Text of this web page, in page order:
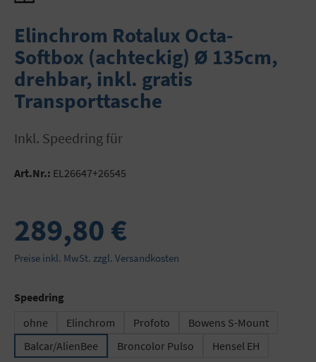
Elinchrom Rotalux Octa-
Softbox (achteckig) Ø 135cm,
drehbar, inkl. gratis
Transporttasche
inkl. Speedring für
Art.Nr.: EL26647+26545
289,80 €
Preise inkl. MwSt. zzgl. Versandkosten
Speedring
ohne
Elinchrom Profoto
Bowens S-Mount
Balcar/AlienBee
Broncolor Pulso Hensel EH